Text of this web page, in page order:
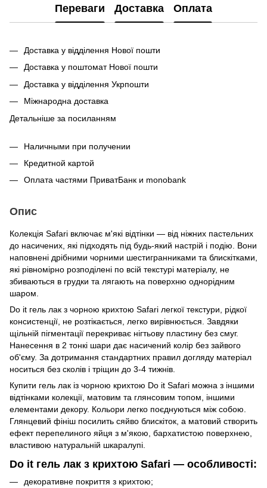
Переваги Доставка Оплата
Доставка у відділення Нової пошти
Доставка у поштомат Нової пошти
Доставка у відділення Укрпошти
Міжнародна доставка
Детальніше за посиланням
Наличными при получении
Кредитной картой
Оплата частями ПриватБанк и monobank
Опис
Колекція Safari включає м'які відтінки — від ніжних пастельних
до насичених, які підходять під будь-який настрій і подію. Вони
наповнені дрібними чорними шестигранниками та блискітками,
які рівномірно розподілені по всій текстурі матеріалу, не
збиваються в грудки та лягають на поверхню однорідним
шаром.
Do it гель лак з чорною крихтою Safari легкої текстури, рідкої
консистенції, не розтікається, легко вирівнюється. Завдяки
щільній пігментації перекриває нігтьову пластину без смуг.
Нанесення в 2 тонкі шари дає насичений колір без зайвого
об'єму. За дотримання стандартних правил догляду матеріал
носиться без сколів і тріщин до 3-4 тижнів.
Купити гель лак із чорною крихтою Do it Safari можна з іншими
відтінками колекції, матовим та глянсовим топом, іншими
елементами декору. Кольори легко поєднуються між собою.
Глянцевий фініш посилить сяйво блискіток, а матовий створить
ефект перепелиного яйця з м'якою, бархатистою поверхнею,
властивою натуральній шкаралупі.
Do it гель лак з крихтою Safari — особливості:
декоративне покриття з крихтою;